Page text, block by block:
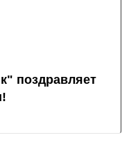
поздравляет